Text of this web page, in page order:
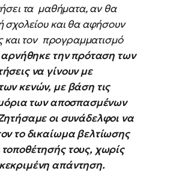
τα μαθήματα, αν θα
σχολείου και θα αφήσουν
και τον προγραμματισμό
την πρόταση των
να γίνουν με
κενών, με βάση τις
μόρια των αποσπασμένων
οι συνάδελφοι να
το δικαίωμα βελτίωσης
τους, χωρίς
απάντηση.